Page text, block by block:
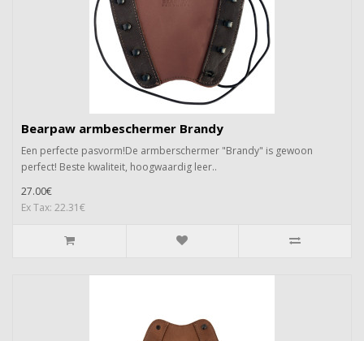
Bearpaw armbeschermer Brandy
Een perfecte pasvorm!De armberschermer "Brandy" is gewoon
perfect! Beste kwaliteit, hoogwaardig leer..
27.00€
Ex Tax: 22.31€